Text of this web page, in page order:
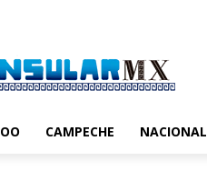
CAMPECHE NACIONAL